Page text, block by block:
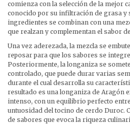
comienza con la selección de la mejor
conocido por su infiltración de grasa y
ingredientes se combinan con una
que realzan y complementan el sabor
Una vez aderezada, la mezcla se
reposar para que los sabores se
Posteriormente, la longaniza se
controlado, que puede durar varias
durante el cual desarrolla su
resultado es una longaniza de Aragón
intenso, con un equilibrio perfecto
untuosidad del tocino de cerdo Duroc.
de sabores que evoca la riqueza